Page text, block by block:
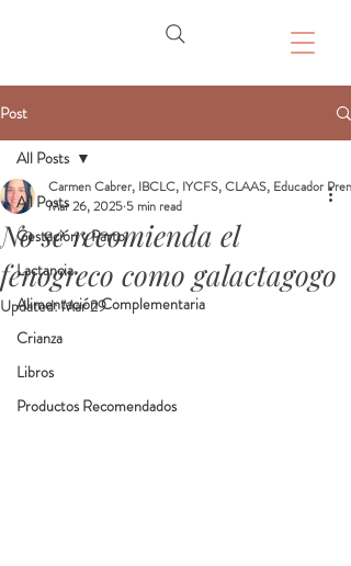
Post
All Posts
Gestación y Parto
Lactancia
Alimentación Complementaria
Crianza
Libros
Productos Recomendados
All Posts
No se recomienda el
fenogreco como galactagogo
Carmen Cabrer, IBCLC, IYCFS, CLAAS, Educador
Mar 26, 2025 5 min read
Updated:Mar 29